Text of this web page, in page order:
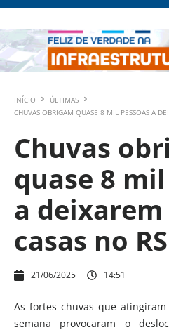
INÍCIO
ÚLTIMAS
CHUVAS OBRIGAM QUASE 8 MIL PESSOAS A
Chuvas
quase 8
a deixarem
casas no RS
21/06/2025 14:51
As fortes chuvas que
semana provocaram o